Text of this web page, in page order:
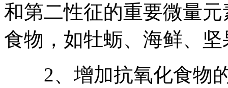
和第二性征的重要微量
食物，如牡蛎、海鲜、坚
2、增加抗氧化食物的